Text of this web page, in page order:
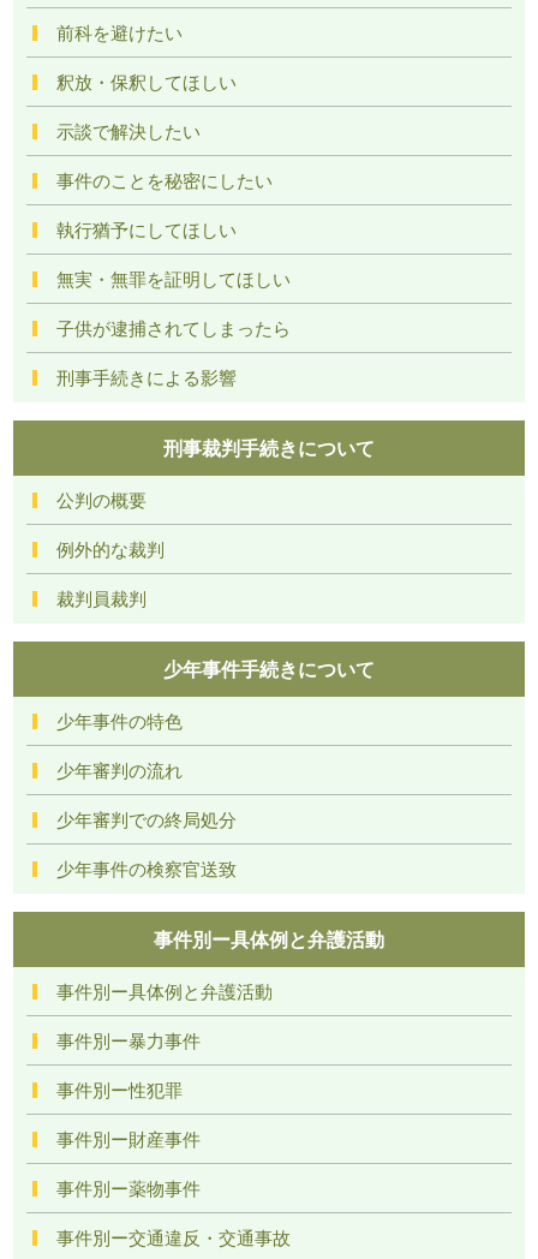
前科を避けたい
釈放・保釈してほしい
示談で解決したい
事件のことを秘密にしたい
執行猶予にしてほしい
無実・無罪を証明してほしい
子供が逮捕されてしまったら
刑事手続きによる影響
刑事裁判手続きについて
公判の概要
例外的な裁判
裁判員裁判
少年事件手続きについて
少年事件の特色
少年審判の流れ
少年審判での終局処分
少年事件の検察官送致
事件別ー具体例と弁護活動
事件別ー具体例と弁護活動
事件別ー暴力事件
事件別ー性犯罪
事件別ー財産事件
事件別ー薬物事件
事件別ー交通違反・交通事故